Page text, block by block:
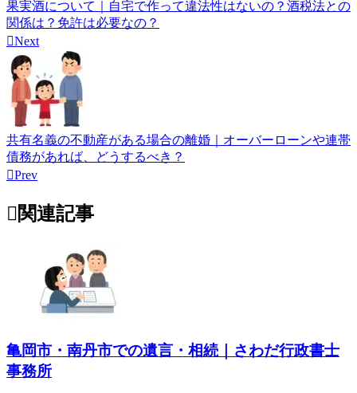
果実酒について｜自宅で作って違法性はないの？酒税法との
関係は？免許は必要なの？
Next
共有名義の不動産がある場合の離婚｜オーバーローンや連帯
債務があれば、どうするべき？
Prev
 関連記事
亀岡市・南丹市での遺言・相続｜さわだ行政書士
事務所